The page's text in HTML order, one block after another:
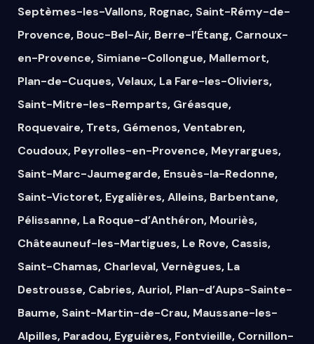
Septèmes-les-Vallons, Rognac, Saint-Rémy-de-
Provence, Bouc-Bel-Air, Berre-l’Étang, Carnoux-
en-Provence, Simiane-Collongue, Mallemort,
Plan-de-Cuques,Velaux, La Fare-les-Oliviers,
Saint-Mitre-les-Remparts, Gréasque,
Roquevaire, Trets, Gémenos,Ventabren,
Coudoux, Peyrolles-en-Provence, Meyrargues,
Saint-Marc-Jaumegarde, Ensuès-la-Redonne,
Saint-Victoret, Eygalières,Alleins, Barbentane,
Pélissanne, La Roque-d’Anthéron, Mouriès,
Châteauneuf-les-Martigues, Le Rove, Cassis,
Saint-Chamas, Charleval,Vernègues, La
Destrousse, Cabries,Auriol, Plan-d’Aups-Sainte-
Baume, Saint-Martin-de-Crau, Maussane-les-
Alpilles, Paradou, Eyguières, Fontvieille, Cornillon-